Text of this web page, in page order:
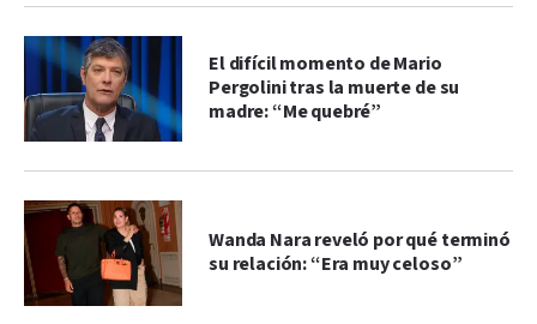
El difícil momento de Mario
Pergolini tras la muerte de su
madre: “Me quebré”
Wanda Nara reveló por qué terminó
su relación: “Era muy celoso”